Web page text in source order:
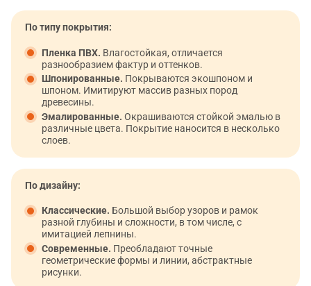
По типу покрытия:
Пленка ПВХ. Влагостойкая, отличается
разнообразием фактур и оттенков.
Шпонированные. Покрываются экошпоном и
шпоном. Имитируют массив разных пород
древесины.
Эмалированные. Окрашиваются стойкой эмалью в
различные цвета. Покрытие наносится в несколько
слоев.
По дизайну:
Классические. Большой выбор узоров и рамок
разной глубины и сложности, в том числе, с
имитацией лепнины.
Современные. Преобладают точные
геометрические формы и линии, абстрактные
рисунки.